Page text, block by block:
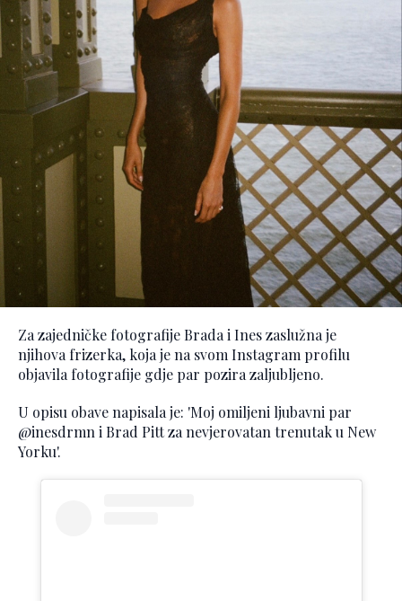
Za zajedničke fotografije Brada i Ines zaslužna je
njihova frizerka, koja je na svom Instagram profilu
objavila fotografije gdje par pozira zaljubljeno.
U opisu obave napisala je: 'Moj omiljeni ljubavni par
@inesdrmn i Brad Pitt za nevjerovatan trenutak u New
Yorku'.